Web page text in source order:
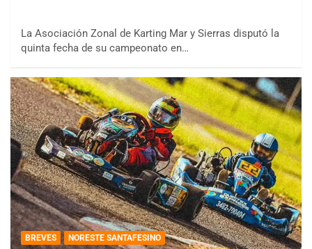
La Asociación Zonal de Karting Mar y Sierras disputó la
quinta fecha de su campeonato en…
BREVES NORESTE SANTAFESINO